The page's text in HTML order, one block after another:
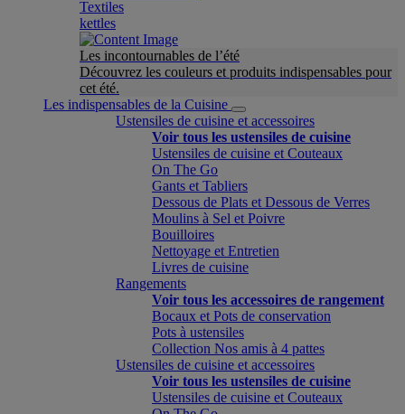
Textiles
kettles
Les incontournables de l’été
Découvrez les couleurs et produits indispensables pour
cet été.
Les indispensables de la Cuisine
Ustensiles de cuisine et accessoires
Voir tous les ustensiles de cuisine
Ustensiles de cuisine et Couteaux
On The Go
Gants et Tabliers
Dessous de Plats et Dessous de Verres
Moulins à Sel et Poivre
Bouilloires
Nettoyage et Entretien
Livres de cuisine
Rangements
Voir tous les accessoires de rangement
Bocaux et Pots de conservation
Pots à ustensiles
Collection Nos amis à 4 pattes
Ustensiles de cuisine et accessoires
Voir tous les ustensiles de cuisine
Ustensiles de cuisine et Couteaux